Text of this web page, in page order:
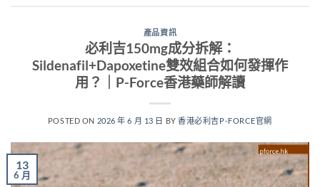
產品資訊
必利吉150mg成分拆解：
Sildenafil+Dapoxetine雙效組合如何發揮作
用？｜P-Force香港藥師解讀
POSTED ON 2026 年 6 月 13 日 BY香港必利吉P-FORCE官網
13
6 月